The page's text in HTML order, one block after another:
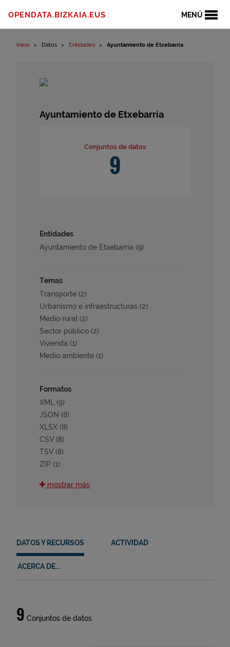
MENÚ
OPENDATA.BIZKAIA.EUS
Inicio Datos Entidades Ayuntamiento de Etxebarria
Ayuntamiento de Etxebarria
Conjuntos de datos
9
Entidades
Ayuntamiento de Etxebarria (9)
Temas
Transporte (2)
Urbanismo e infraestructuras (2)
Medio rural (2)
Sector público (2)
Vivienda (1)
Medio ambiente (1)
Formatos
XML (9)
JSON (8)
XLSX (8)
CSV (8)
TSV (8)
ZIP (1)
ODS
11 (6)
15 (4)
12 (3)
8 (1)
mostrar más
DATOS Y RECURSOS ACTIVIDAD
ACERCA DE...
Datos
y
9 Conjuntos de datos